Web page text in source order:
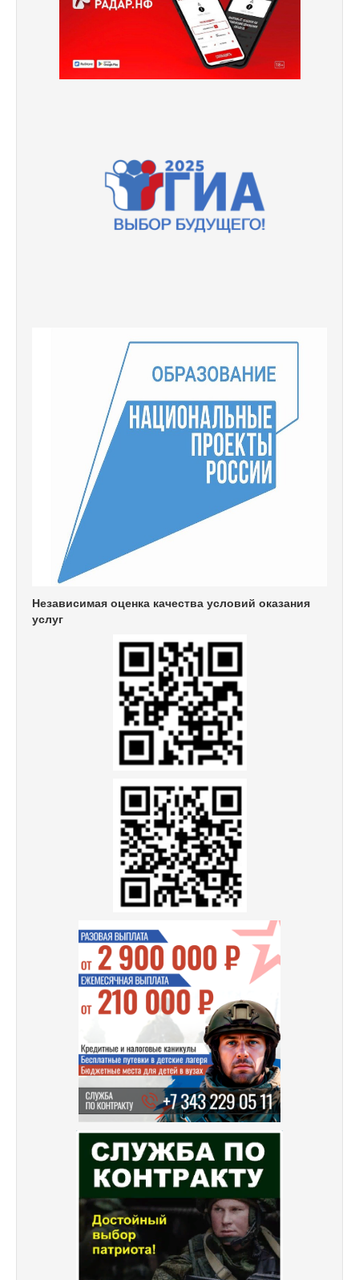
Независимая оценка качества условий оказания
услуг